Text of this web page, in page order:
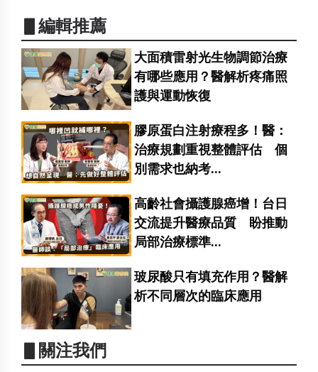
▋編輯推薦
大面積雷射光生物調節治療
有哪些應用？醫解析疼痛照
護與運動恢復
膠原蛋白注射療程多！醫：
治療規劃重視整體評估 個
別需求也納考...
高齡社會攝護腺癌增！台日
交流提升醫療品質 盼推動
局部治療標準...
玻尿酸只有填充作用？醫解
析不同層次的臨床應用
▋關注我們